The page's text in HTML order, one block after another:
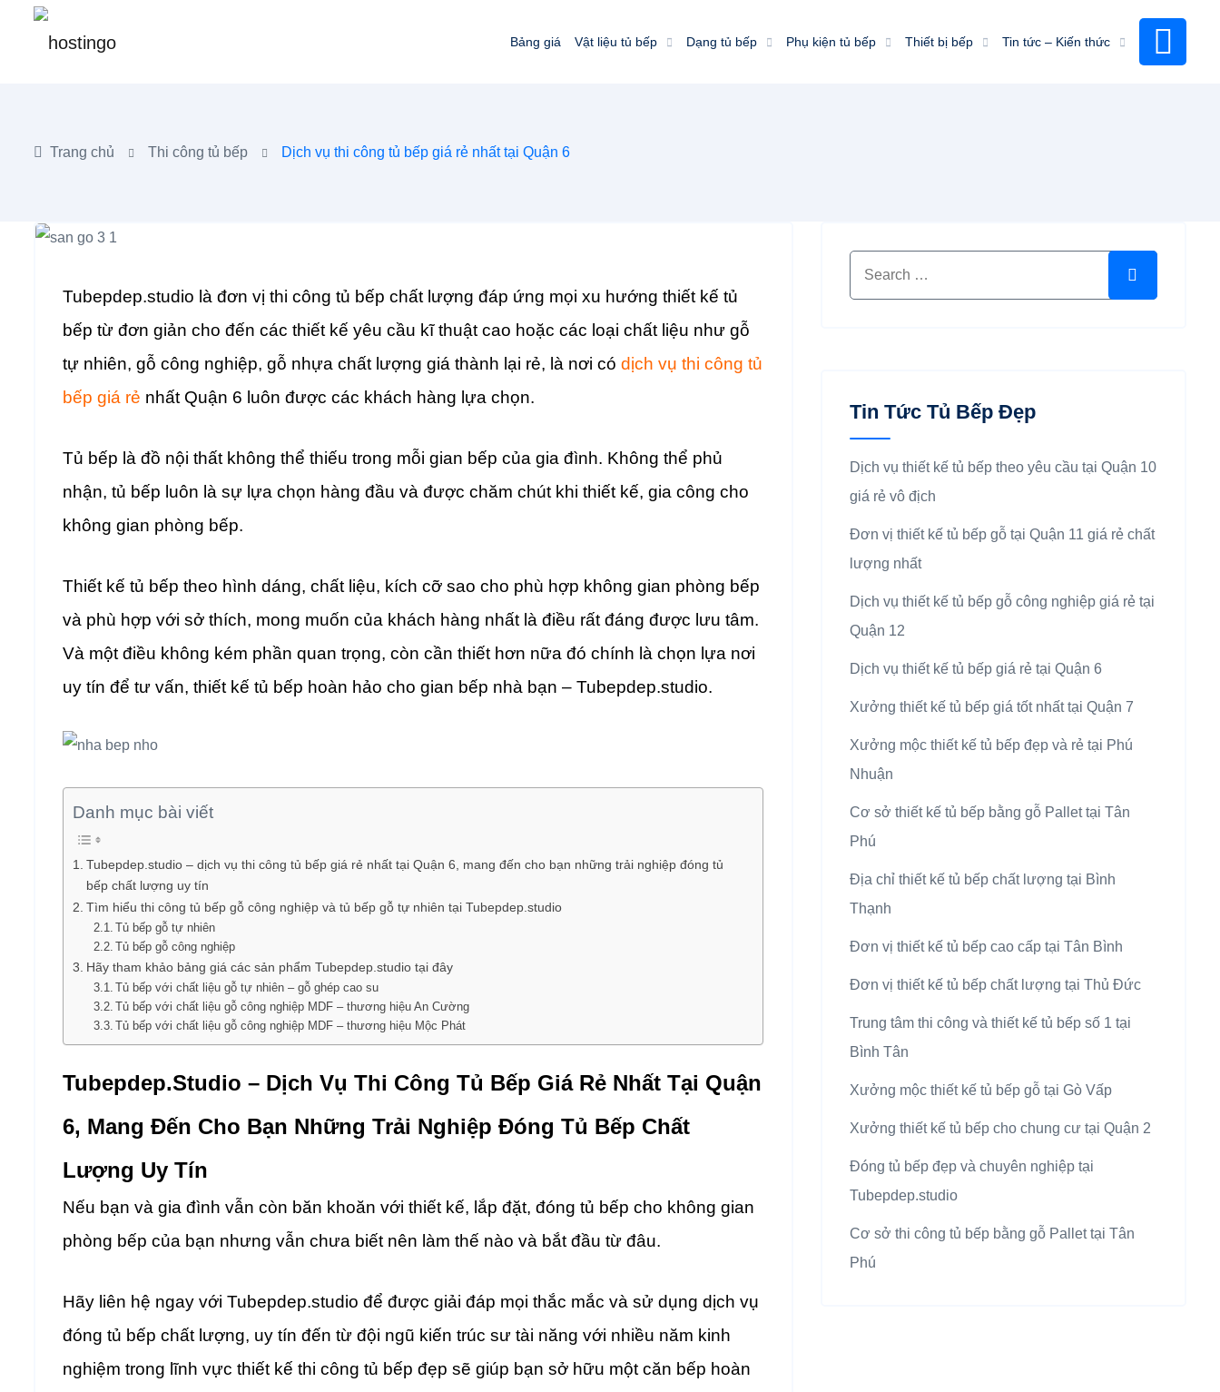
Bảng giá Vật liệu tủ bếp Dạng tủ bếp Phụ kiện tủ bếp Thiết bị bếp Tin tức – Kiến thức
Trang chủ Thi công tủ bếp Dịch vụ thi công tủ bếp giá rẻ nhất tại Quận 6
Tubepdep.studio là đơn vị thi công tủ bếp chất lượng đáp ứng mọi xu hướng thiết kế tủ
bếp từ đơn giản cho đến các thiết kế yêu cầu kĩ thuật cao hoặc các loại chất liệu như gỗ
tự nhiên, gỗ công nghiệp, gỗ nhựa chất lượng giá thành lại rẻ, là nơi có dịch vụ thi công tủ
bếp giá rẻ nhất Quận 6 luôn được các khách hàng lựa chọn.
Tủ bếp là đồ nội thất không thể thiếu trong mỗi gian bếp của gia đình. Không thể phủ
nhận, tủ bếp luôn là sự lựa chọn hàng đầu và được chăm chút khi thiết kế, gia công cho
không gian phòng bếp.
Thiết kế tủ bếp theo hình dáng, chất liệu, kích cỡ sao cho phù hợp không gian phòng bếp
và phù hợp với sở thích, mong muốn của khách hàng nhất là điều rất đáng được lưu tâm.
Và một điều không kém phần quan trọng, còn cần thiết hơn nữa đó chính là chọn lựa nơi
uy tín để tư vấn, thiết kế tủ bếp hoàn hảo cho gian bếp nhà bạn – Tubepdep.studio.
Danh mục bài viết
Tubepdep.studio – dịch vụ thi công tủ bếp giá rẻ nhất tại Quận 6, mang đến cho bạn những trải nghiệp đóng tủ
bếp chất lượng uy tín
Tìm hiểu thi công tủ bếp gỗ công nghiệp và tủ bếp gỗ tự nhiên tại Tubepdep.studio
Tủ bếp gỗ tự nhiên
Tủ bếp gỗ công nghiệp
Hãy tham khảo bảng giá các sản phẩm Tubepdep.studio tại đây
Tủ bếp với chất liệu gỗ tự nhiên – gỗ ghép cao su
Tủ bếp với chất liệu gỗ công nghiệp MDF – thương hiệu An Cường
Tủ bếp với chất liệu gỗ công nghiệp MDF – thương hiệu Mộc Phát
Tubepdep.studio – Dịch Vụ Thi Công Tủ Bếp Giá Rẻ Nhất Tại Quận
6, Mang Đến Cho Bạn Những Trải Nghiệp Đóng Tủ Bếp Chất
Lượng Uy Tín
Nếu bạn và gia đình vẫn còn băn khoăn với thiết kế, lắp đặt, đóng tủ bếp cho không gian
phòng bếp của bạn nhưng vẫn chưa biết nên làm thế nào và bắt đầu từ đâu.
Hãy liên hệ ngay với Tubepdep.studio để được giải đáp mọi thắc mắc và sử dụng dịch vụ
đóng tủ bếp chất lượng, uy tín đến từ đội ngũ kiến trúc sư tài năng với nhiều năm kinh
nghiệm trong lĩnh vực thiết kế thi công tủ bếp đẹp sẽ giúp bạn sở hữu một căn bếp hoàn
Tin Tức Tủ Bếp Đẹp
Dịch vụ thiết kế tủ bếp theo yêu cầu tại Quận 10
giá rẻ vô địch
Đơn vị thiết kế tủ bếp gỗ tại Quận 11 giá rẻ chất
lượng nhất
Dịch vụ thiết kế tủ bếp gỗ công nghiệp giá rẻ tại
Quận 12
Dịch vụ thiết kế tủ bếp giá rẻ tại Quận 6
Xưởng thiết kế tủ bếp giá tốt nhất tại Quận 7
Xưởng mộc thiết kế tủ bếp đẹp và rẻ tại Phú
Nhuận
Cơ sở thiết kế tủ bếp bằng gỗ Pallet tại Tân
Phú
Địa chỉ thiết kế tủ bếp chất lượng tại Bình
Thạnh
Đơn vị thiết kế tủ bếp cao cấp tại Tân Bình
Đơn vị thiết kế tủ bếp chất lượng tại Thủ Đức
Trung tâm thi công và thiết kế tủ bếp số 1 tại
Bình Tân
Xưởng mộc thiết kế tủ bếp gỗ tại Gò Vấp
Xưởng thiết kế tủ bếp cho chung cư tại Quận 2
Đóng tủ bếp đẹp và chuyên nghiệp tại
Tubepdep.studio
Cơ sở thi công tủ bếp bằng gỗ Pallet tại Tân
Phú